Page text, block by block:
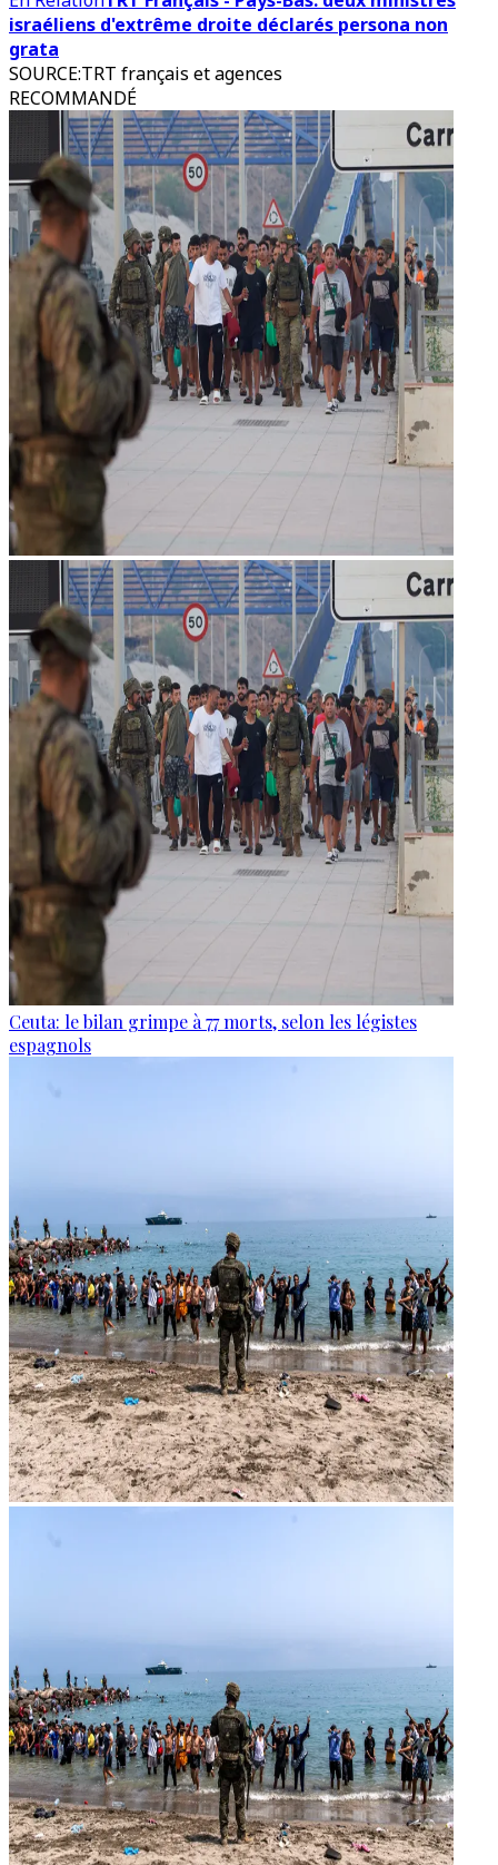
israéliens d'extrême droite déclarés persona non
grata
SOURCE:TRT français et agences
RECOMMANDÉ
Ceuta: le bilan grimpe à 77 morts, selon les légistes
espagnols